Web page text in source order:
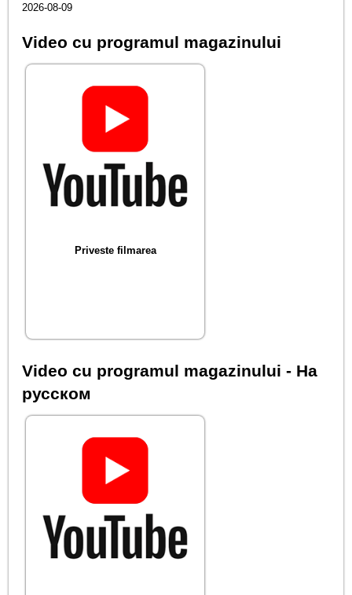
2026-08-09
Video cu programul magazinului
Priveste filmarea
Video cu programul magazinului - На
русском